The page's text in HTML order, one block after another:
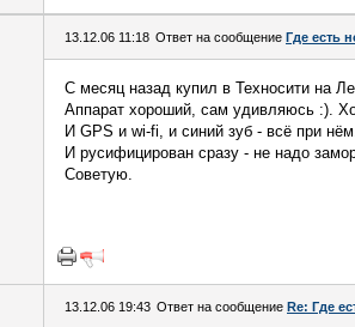
13.12.06 11:18 Ответ на сообщение Где есть
С месяц назад купил в Техносити на
Аппарат хороший, сам удивляюсь :).
И GPS и wi-fi, и синий зуб - всё при
И русифицирован сразу - не надо
Советую.
13.12.06 19:43 Ответ на сообщение Re: Где